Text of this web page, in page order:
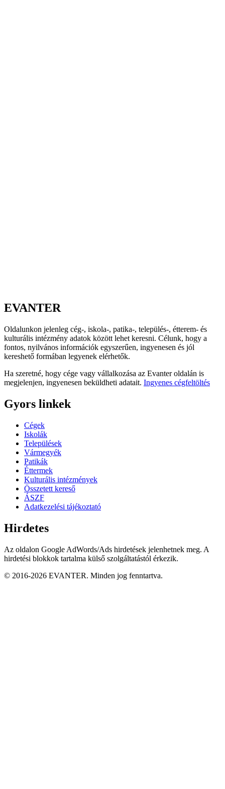
EVANTER
Oldalunkon jelenleg cég-, iskola-, patika-, település-, étterem- és
kulturális intézmény adatok között lehet keresni. Célunk, hogy a
fontos, nyilvános információk egyszerűen, ingyenesen és jól
kereshető formában legyenek elérhetők.
Ha szeretné, hogy cége vagy vállalkozása az Evanter oldalán is
megjelenjen, ingyenesen beküldheti adatait. Ingyenes cégfeltöltés
Gyors linkek
Cégek
Iskolák
Települések
Vármegyék
Patikák
Éttermek
Kulturális intézmények
Összetett kereső
ÁSZF
Adatkezelési tájékoztató
Hirdetes
Az oldalon Google AdWords/Ads hirdetések jelenhetnek meg. A
hirdetési blokkok tartalma külső szolgáltatástól érkezik.
© 2016-2026 EVANTER. Minden jog fenntartva.